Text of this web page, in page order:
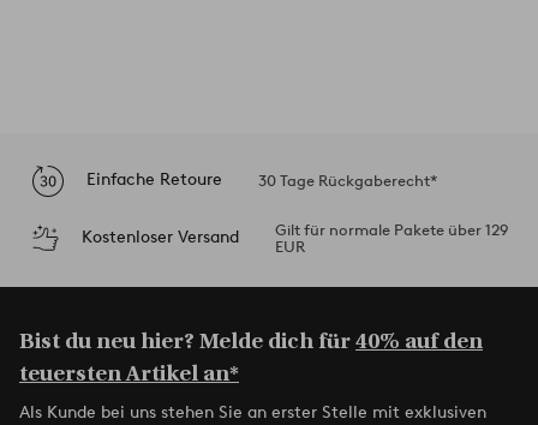
Einfache Retoure 30 Tage Rückgaberecht*
Kostenloser Versand
Gilt für normale Pakete über 129
EUR
Bist du neu hier? Melde dich für40% auf den
teuersten Artikel an*
Als Kunde bei uns stehen Sie an erster Stelle mit exklusiven